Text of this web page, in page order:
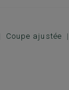
Coupe ajustée